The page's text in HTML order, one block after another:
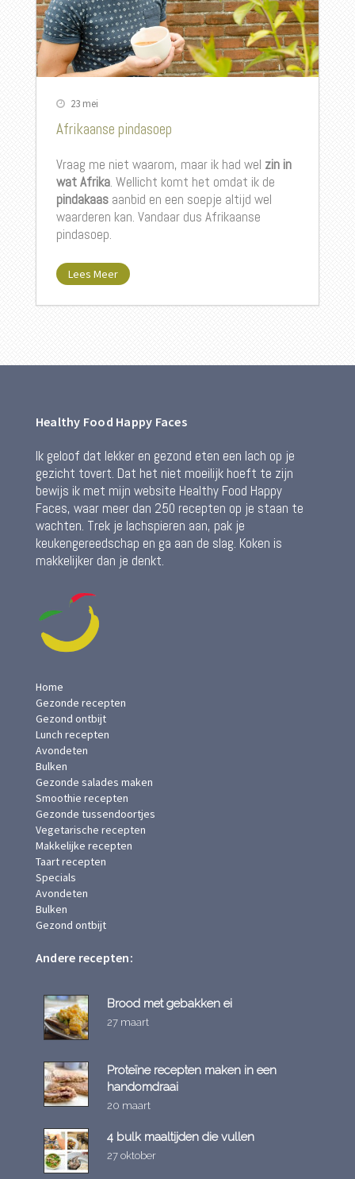
23 mei
Afrikaanse pindasoep
Vraag me niet waarom, maar ik had wel zin in
wat Afrika. Wellicht komt het omdat ik de
pindakaasaanbid en een soepje altijd wel
waarderen kan. Vandaar dus Afrikaanse
pindasoep.
Lees Meer
Healthy Food Happy Faces
Ik geloof dat lekker en gezond eten een lach op je
gezicht tovert. Dat het niet moeilijk hoeft te zijn
bewijs ik met mijn website Healthy Food Happy
Faces, waar meer dan 250 recepten op je staan te
wachten. Trek je lachspieren aan, pak je
keukengereedschap en ga aan de slag. Koken is
makkelijker dan je denkt.
Home
Gezonde recepten
Gezond ontbijt
Lunch recepten
Avondeten
Bulken
Gezonde salades maken
Smoothie recepten
Gezonde tussendoortjes
Vegetarische recepten
Makkelijke recepten
Taart recepten
Specials
Avondeten
Bulken
Gezond ontbijt
Andere recepten:
Brood met gebakken ei
27 maart
Proteïne recepten maken in een
handomdraai
20 maart
4 bulk maaltijden die vullen
27 oktober